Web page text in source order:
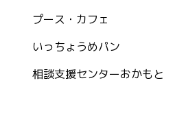
プース・カフェ
いっちょうめパン
相談支援センターおかもと